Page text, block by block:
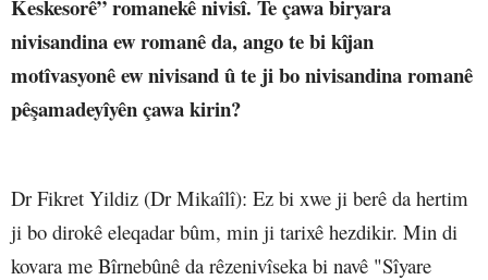
Keskesorê” romanekê nivisî. Te çawa biryara
nivisandina ew romanê da, ango te bi kîjan
motîvasyonê ew nivisand û te ji bo nivisandina romanê
pêşamadeyîyên çawa kirin?
Dr Fikret Yildiz (Dr Mikaîlî): Ez bi xwe ji berê da hertim
ji bo dirokê eleqadar bûm, min ji tarixê hezdikir. Min di
kovara me Bîrnebûnê da rêzenivîseka bi navê "Sîyare